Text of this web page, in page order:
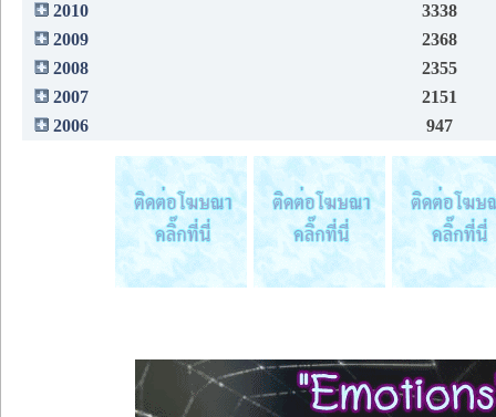
2010
3338
2009
2368
2008
2355
2007
2151
2006
947